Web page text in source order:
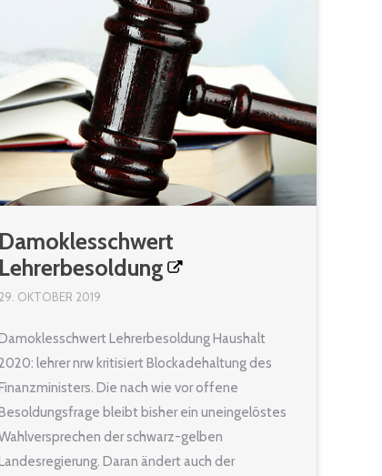
Damoklesschwert
Lehrerbesoldung
29. OKTOBER 2019
Lehrerbesoldung Haushalt
lehrer nrw kritisiert Blockadehaltung des
Die nach wie vor offene
bleibt bisher ein uneingelöstes
der schwarz-gelben
Daran ändert auch der